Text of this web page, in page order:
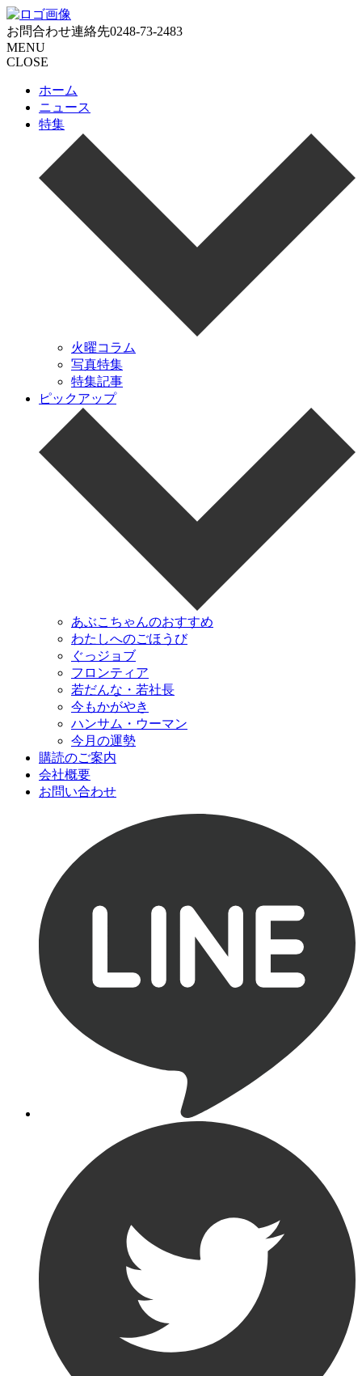
お問合わせ連絡先0248-73-2483
MENU
CLOSE
ホーム
ニュース
特集
火曜コラム
写真特集
特集記事
ピックアップ
あぶこちゃんのおすすめ
わたしへのごほうび
ぐっジョブ
フロンティア
若だんな・若社長
今もかがやき
ハンサム・ウーマン
今月の運勢
購読のご案内
会社概要
お問い合わせ